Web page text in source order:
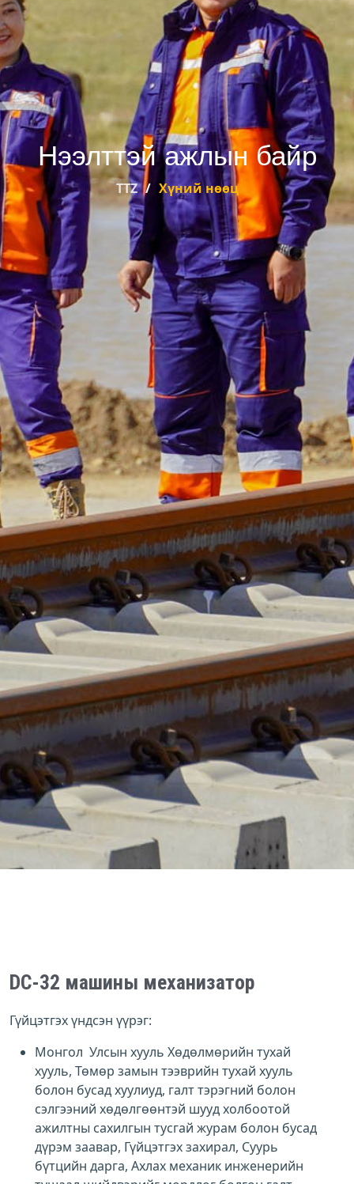
Нээлттэй ажлын байр
TTZ Хүний нөөц
DC-32 машины механизатор
Гүйцэтгэх үндсэн үүрэг:
Монгол Улсын хууль Хөдөлмөрийн тухай
хууль, Төмөр замын тээврийн тухай хууль
болон бусад хуулиуд, галт тэрэгний болон
сэлгээний хөдөлгөөнтэй шууд холбоотой
ажилтны сахилгын тусгай журам болон бусад
дүрэм заавар, Гүйцэтгэх захирал, Суурь
бүтцийн дарга, Ахлах механик инженерийн